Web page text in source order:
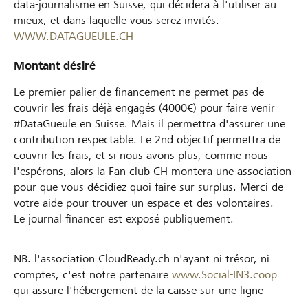
data-journalisme en Suisse, qui décidera à l'utiliser au
mieux, et dans laquelle vous serez invités.
WWW.DATAGUEULE.CH
Montant désiré
Le premier palier de financement ne permet pas de
couvrir les frais déjà engagés (4000€) pour faire venir
#DataGueule en Suisse. Mais il permettra d'assurer une
contribution respectable. Le 2nd objectif permettra de
couvrir les frais, et si nous avons plus, comme nous
l'espérons, alors la Fan club CH montera une association
pour que vous décidiez quoi faire sur surplus. Merci de
votre aide pour trouver un espace et des volontaires.
Le journal financer est exposé publiquement.
NB. l'association CloudReady.ch n'ayant ni trésor, ni
comptes, c'est notre partenaire www.Social-IN3.coop
qui assure l'hébergement de la caisse sur une ligne